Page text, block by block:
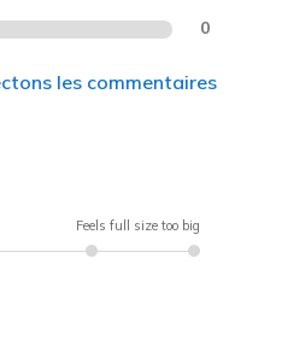
0
les commentaires
Feels full size too big